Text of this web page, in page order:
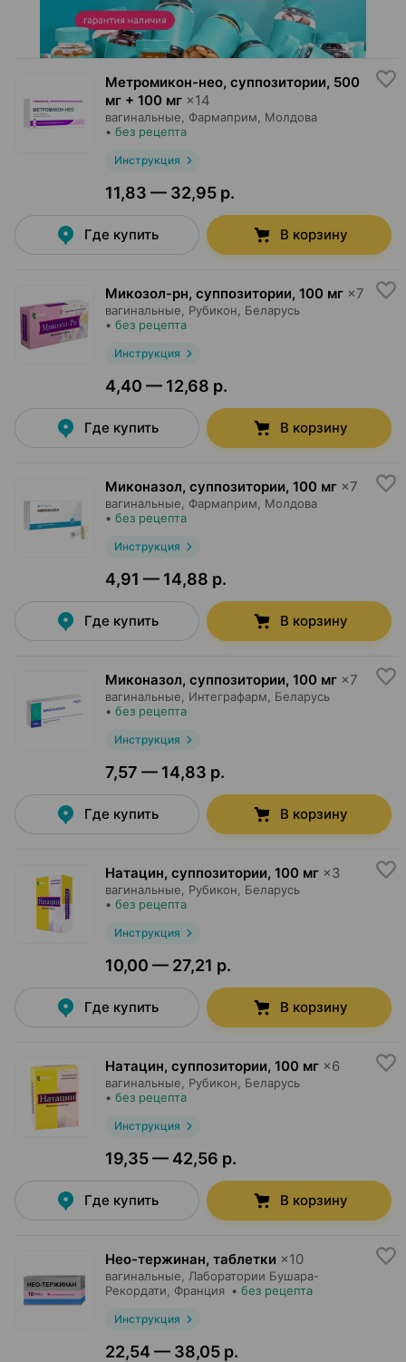
Метромикон-нео, суппозитории, 500
мг + 100 мг ×14
вагинальные, Фармаприм , Молдова
• без рецепта
Инструкция
11,83 — 32,95 р.
Где купить В корзину
Микозол-рн, суппозитории, 100 мг ×7
вагинальные, Рубикон , Беларусь
• без рецепта
Инструкция
4,40 — 12,68 р.
Где купить В корзину
Миконазол, суппозитории, 100 мг ×7
вагинальные, Фармаприм , Молдова
• без рецепта
Инструкция
4,91 — 14,88 р.
Где купить В корзину
Миконазол, суппозитории, 100 мг ×7
вагинальные, Интеграфарм , Беларусь
• без рецепта
Инструкция
7,57 — 14,83 р.
Где купить В корзину
Натацин, суппозитории, 100 мг ×3
вагинальные, Рубикон , Беларусь
• без рецепта
Инструкция
10,00 — 27,21 р.
Где купить В корзину
Натацин, суппозитории, 100 мг ×6
вагинальные, Рубикон , Беларусь
• без рецепта
Инструкция
19,35 — 42,56 р.
Где купить В корзину
Нео-тержинан, таблетки ×10
вагинальные,
Лаборатории Бушара-
Рекордати , Франция • без рецепта
Инструкция
22,54 — 38,05 р.